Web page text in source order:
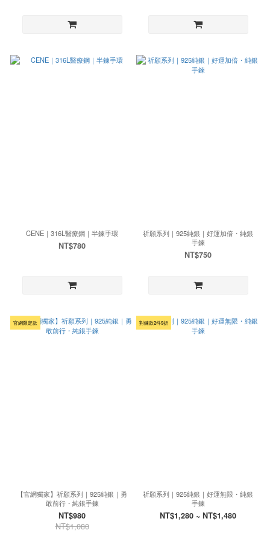
CENE｜316L醫療鋼｜半鍊手環
NT$780
祈願系列｜925純銀｜好運加倍・純銀
手鍊
NT$750
官網限定款
【官網獨家】祈願系列｜925純銀｜勇
敢前行・純銀手鍊
NT$980
NT$1,080
對鍊款2件9折
祈願系列｜925純銀｜好運無限・純銀
手鍊
NT$1,280 ~ NT$1,480